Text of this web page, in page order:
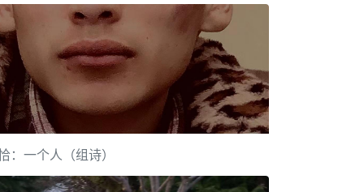
：一个人（组诗）